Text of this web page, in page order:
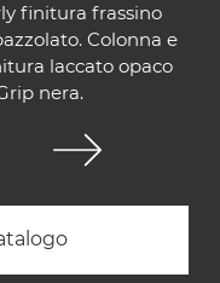
finitura frassino
Colonna e
laccato opaco
nera.